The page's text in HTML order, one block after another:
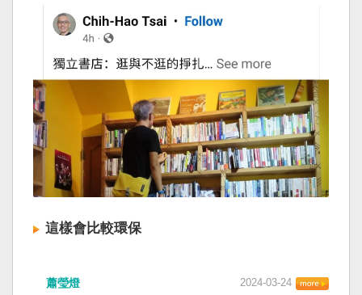
這樣會比較環保
蕭瑩燈 2024-03-24